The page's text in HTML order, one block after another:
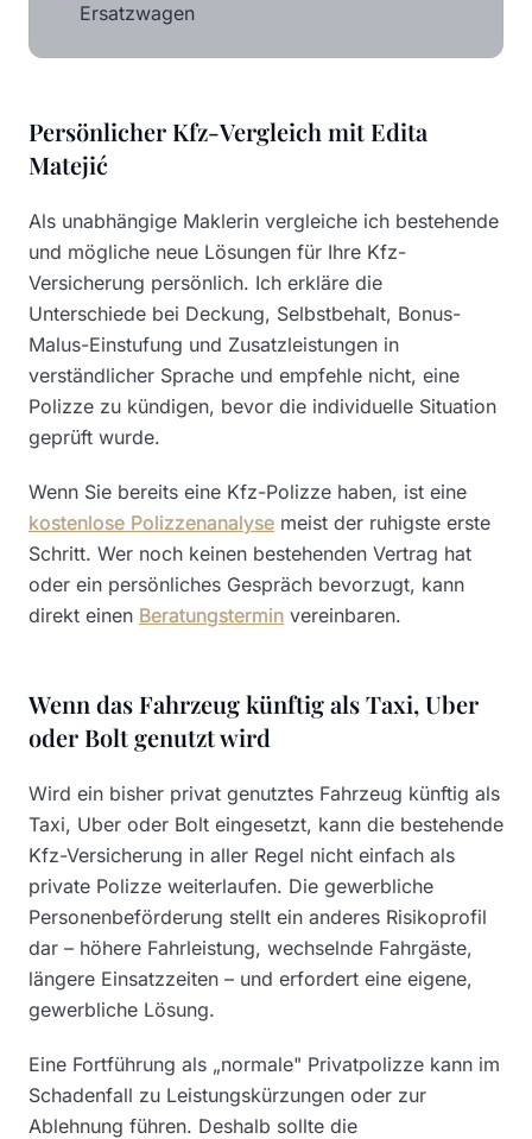
Ersatzwagen
Persönlicher Kfz-Vergleich mit Edita
Matejić
Als unabhängige Maklerin vergleiche ich bestehende
und mögliche neue Lösungen für Ihre Kfz-
Versicherung persönlich. Ich erkläre die
Unterschiede bei Deckung, Selbstbehalt, Bonus-
Malus-Einstufung und Zusatzleistungen in
verständlicher Sprache und empfehle nicht, eine
Polizze zu kündigen, bevor die individuelle Situation
geprüft wurde.
Wenn Sie bereits eine Kfz-Polizze haben, ist eine
kostenlose Polizzenanalyse meist der ruhigste erste
Schritt. Wer noch keinen bestehenden Vertrag hat
oder ein persönliches Gespräch bevorzugt, kann
direkt einen Beratungstermin vereinbaren.
Wenn das Fahrzeug künftig als Taxi, Uber
oder Bolt genutzt wird
Wird ein bisher privat genutztes Fahrzeug künftig als
Taxi, Uber oder Bolt eingesetzt, kann die bestehende
Kfz-Versicherung in aller Regel nicht einfach als
private Polizze weiterlaufen. Die gewerbliche
Personenbeförderung stellt ein anderes Risikoprofil
dar – höhere Fahrleistung, wechselnde Fahrgäste,
längere Einsatzzeiten – und erfordert eine eigene,
gewerbliche Lösung.
Eine Fortführung als „normale" Privatpolizze kann im
Schadenfall zu Leistungskürzungen oder zur
Ablehnung führen. Deshalb sollte die